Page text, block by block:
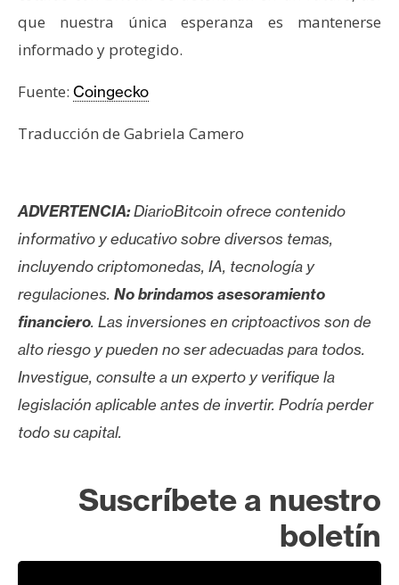
que nuestra única esperanza es mantenerse
informado y protegido.
Fuente: Coingecko
Traducción de Gabriela Camero
ADVERTENCIA:DiarioBitcoin ofrece contenido
informativo y educativo sobre diversos temas,
incluyendo criptomonedas, IA, tecnología y
regulaciones. No brindamos asesoramiento
financiero. Las inversiones en criptoactivos son de
alto riesgo y pueden no ser adecuadas para todos.
Investigue, consulte a un experto y verifique la
legislación aplicable antes de invertir. Podría perder
todo su capital.
Suscríbete a nuestro
boletín